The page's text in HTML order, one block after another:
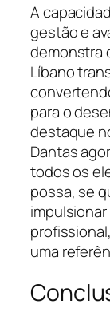
A
gestão e
demonstra
Líbano
para o
destaque
Dantas
todos os
possa, se
uma